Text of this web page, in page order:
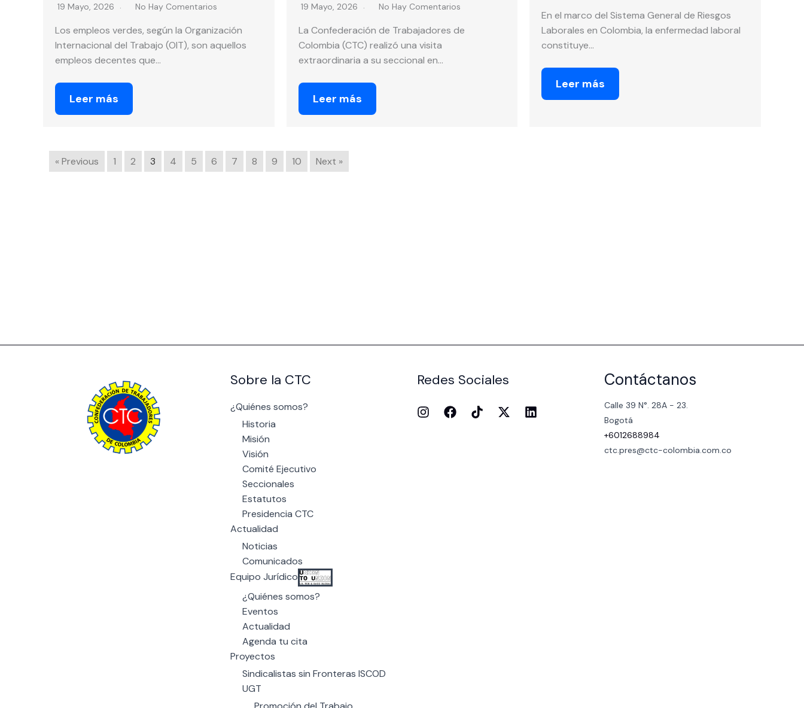
19 Mayo, 2026 No Hay Comentarios
Los empleos verdes, según la Organización
Internacional del Trabajo (OIT), son aquellos
empleos decentes que…
Leer más
19 Mayo, 2026 No Hay Comentarios
La Confederación de Trabajadores de
Colombia (CTC) realizó una visita
extraordinaria a su seccional en…
Leer más
En el marco del Sistema General de Riesgos
Laborales en Colombia, la enfermedad laboral
constituye…
Leer más
« Previous 1 2 3 4 5 6 7 8 9 10 Next »
Sobre la CTC
¿Quiénes somos?
Historia
Misión
Visión
Comité Ejecutivo
Seccionales
Estatutos
Presidencia CTC
Actualidad
Noticias
Comunicados
Equipo Jurídico
¿Quiénes somos?
Eventos
Actualidad
Agenda tu cita
Proyectos
Sindicalistas sin Fronteras ISCOD
UGT
Redes Sociales Contáctanos
Calle 39 N°. 28A - 23.
Bogotá
+6012688984
ctc.pres@ctc-colombia.com.co